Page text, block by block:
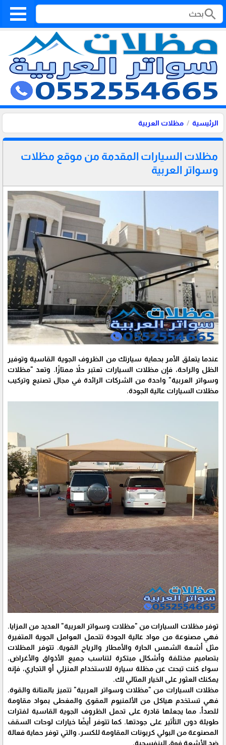
search
الرئيسية مظلات العربية
مظلات السيارات المقدمة من موقع مظلات
وسواتر العربية
عندما يتعلق الأمر بحماية سيارتك من الظروف الجوية القاسية وتوفير
الظل والراحة، فإن مظلات السيارات تعتبر حلاً ممتازًا. وتعد "مظلات
وسواتر العربية" واحدة من الشركات الرائدة في مجال تصنيع وتركيب
مظلات السيارات عالية الجودة.
توفر مظلات السيارات من "مظلات وسواتر العربية" العديد من المزايا.
فهي مصنوعة من مواد عالية الجودة تتحمل العوامل الجوية المتغيرة
مثل أشعة الشمس الحارة والأمطار والرياح القوية. تتوفر المظلات
بتصاميم مختلفة وأشكال مبتكرة لتناسب جميع الأذواق والأغراض.
سواء كنت تبحث عن مظلة سيارة للاستخدام المنزلي أو التجاري، فإنه
يمكنك العثور على الخيار المثالي لك.
مظلات السيارات من "مظلات وسواتر العربية" تتميز بالمتانة والقوة.
فهي تستخدم هياكل من الألمنيوم المقوى والمغطى بمواد مقاومة
للصدأ، مما يجعلها قادرة على تحمل الظروف الجوية القاسية لفترات
طويلة دون التأثير على جودتها. كما تتوفر أيضًا خيارات لوحات السقف
المصنوعة من البولي كربونات المقاومة للكسر، والتي توفر حماية فعالة
ضد الأشعة فوق البنفسجية.